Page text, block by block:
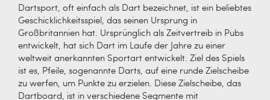
Dartsport, oft einfach als Dart bezeichnet, ist ein beliebtes
Geschicklichkeitsspiel, das seinen Ursprung in
Großbritannien hat. Ursprünglich als Zeitvertreib in Pubs
entwickelt, hat sich Dart im Laufe der Jahre zu einer
weltweit anerkannten Sportart entwickelt. Ziel des Spiels
ist es, Pfeile, sogenannte Darts, auf eine runde Zielscheibe
zu werfen, um Punkte zu erzielen. Diese Zielscheibe, das
Dartboard, ist in verschiedene Segmente mit